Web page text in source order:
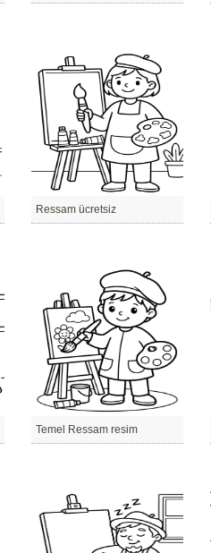
Ressam ücretsiz
Temel Ressam resim